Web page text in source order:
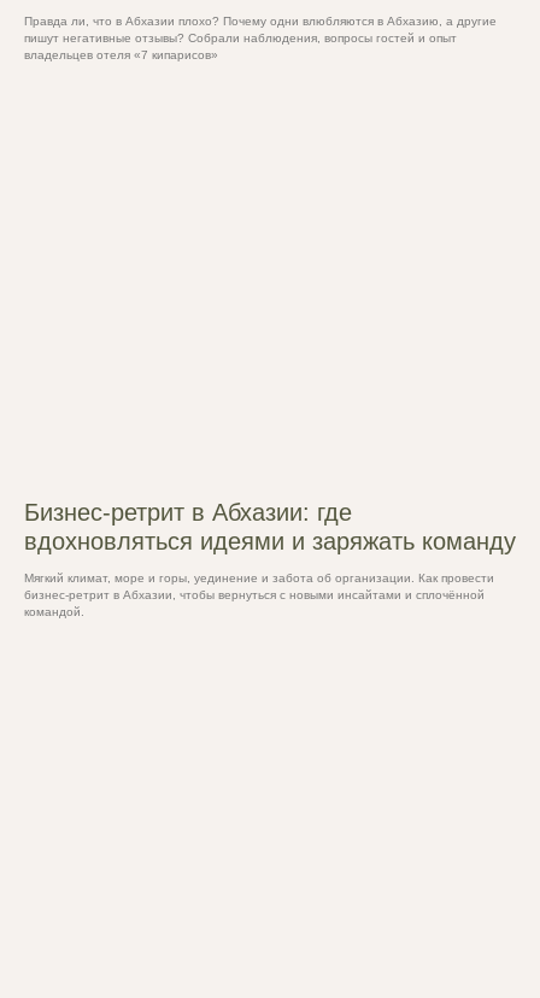
Правда ли, что в Абхазии плохо? Почему одни влюбляются в Абхазию, а другие
пишут негативные отзывы? Собрали наблюдения, вопросы гостей и опыт
владельцев отеля «7 кипарисов»
Бизнес-ретрит в Абхазии: где
вдохновляться идеями и заряжать команду
Мягкий климат, море и горы, уединение и забота об организации. Как провести
бизнес-ретрит в Абхазии, чтобы вернуться с новыми инсайтами и сплочённой
командой.